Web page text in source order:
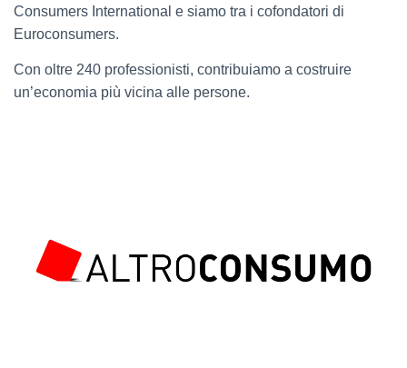
Consumers International e siamo tra i cofondatori di
Euroconsumers.
Con oltre 240 professionisti, contribuiamo a costruire
un’economia più vicina alle persone.